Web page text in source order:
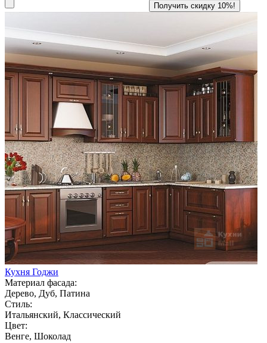
Кухня Годжи
Материал фасада:
Дерево, Дуб, Патина
Стиль:
Итальянский, Классический
Цвет:
Венге, Шоколад